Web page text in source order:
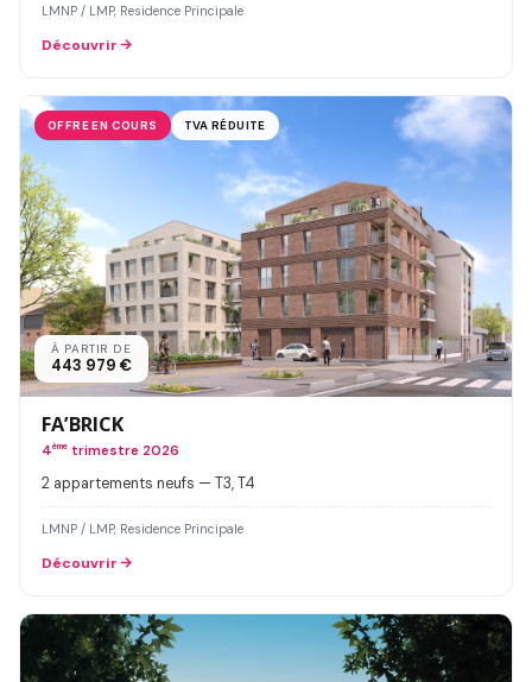
LMNP / LMP, Residence Principale
Découvrir
OFFRE EN COURS TVA RÉDUITE
À PARTIR DE
443 979 €
FA’BRICK
4ème trimestre 2026
2 appartements neufs — T3, T4
LMNP / LMP, Residence Principale
Découvrir